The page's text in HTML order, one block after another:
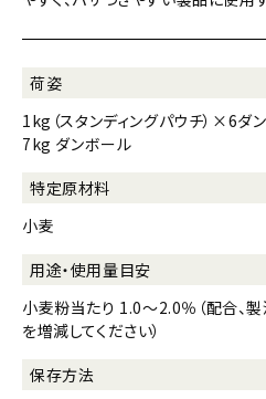
荷姿
1kg（スタンディングパウチ）×6ダ
7kg ダンボール
特定原材料
小麦
用途・使用量目安
小麦粉当たり 1.0～2.0％（配合、
を増減してください）
保存方法